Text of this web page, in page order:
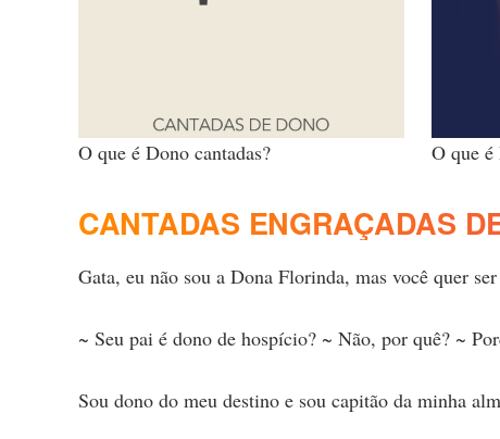
O que é Dono cantadas? O que é
CANTADAS ENGRAÇADAS
Gata, eu não sou a Dona Florinda, mas você quer
~ Seu pai é dono de hospício? ~ Não, por quê? ~
Sou dono do meu destino e sou capitão da minha